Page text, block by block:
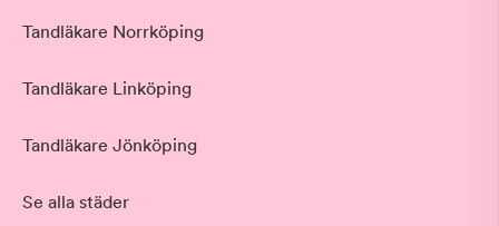
Tandläkare Norrköping
Tandläkare Linköping
Tandläkare Jönköping
Se alla städer